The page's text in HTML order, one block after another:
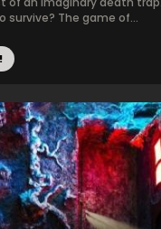
survive? The game of...